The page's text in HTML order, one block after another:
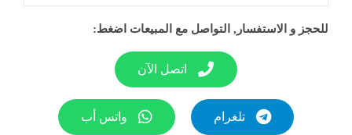
للحجز و الاستفسار, التواصل مع المبيعات اضغط:
اتصل الآن
تلغرام واتس أب